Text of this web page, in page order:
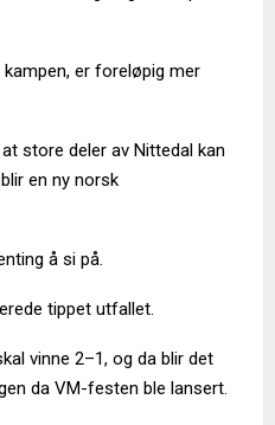
kampen, er foreløpig mer
store deler av Nittedal kan
en ny norsk
å si på.
tippet utfallet.
vinne 2–1, og da blir det
da VM-festen ble lansert.